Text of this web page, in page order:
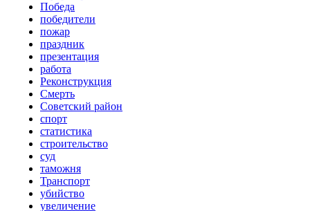
Победа
победители
пожар
праздник
презентация
работа
Реконструкция
Смерть
Советский район
спорт
статистика
строительство
суд
таможня
Транспорт
убийство
увеличение